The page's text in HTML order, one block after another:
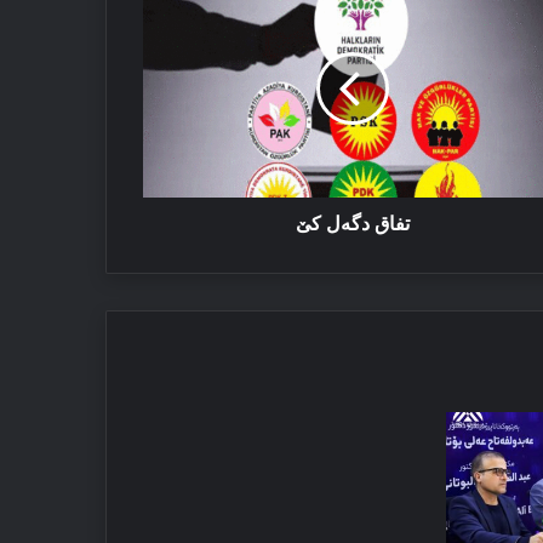
تفاق دگەل كێ